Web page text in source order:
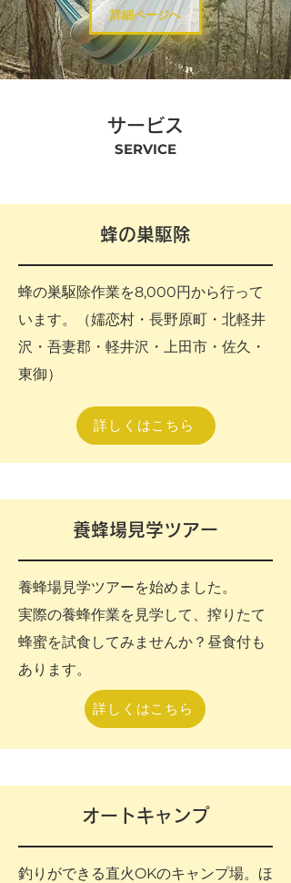
詳細ページへ
サービス
SERVICE
蜂の巣駆除
蜂の巣駆除作業を8,000円から行って
います。（嬬恋村・長野原町・北軽井
沢・吾妻郡・軽井沢・上田市・佐久・
東御）
詳しくはこちら
養蜂場見学ツアー
養蜂場見学ツアーを始めました。
実際の養蜂作業を見学して、搾りたて
蜂蜜を試食してみませんか？昼食付も
あります。
詳しくはこちら
オートキャンプ
釣りができる直火OKのキャンプ場。ほ